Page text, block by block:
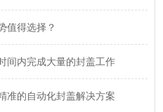
值得选择？
间内完成大量的封盖工作
准的自动化封盖解决方案